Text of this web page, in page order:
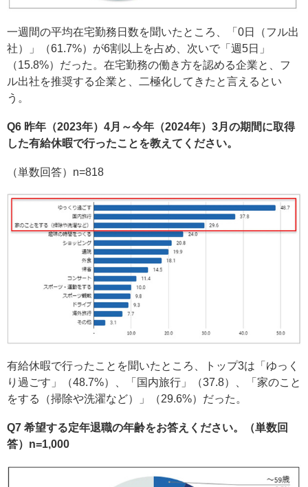
一週間の平均在宅勤務日数を聞いたところ、「0日（フル出
社）」（61.7%）が6割以上を占め、次いで「週5日」
（15.8%）だった。在宅勤務の働き方を認める企業と、フ
ル出社を推奨する企業と、二極化してきたと言えるとい
う。
Q6 昨年（2023年）4月～今年（2024年）3月の期間に取得
した有給休暇で行ったことを教えてください。
（単数回答）n=818
有給休暇で行ったことを聞いたところ、トップ3は「ゆっく
り過ごす」（48.7%）、「国内旅行」（37.8）、「家のこと
をする（掃除や洗濯など）」（29.6%）だった。
Q7 希望する定年退職の年齢をお答えください。（単数回
答）n=1,000